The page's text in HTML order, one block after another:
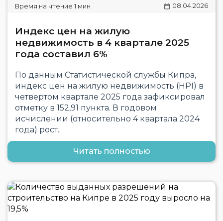
08.04.2026
Индекс цен на жилую
недвижимость в 4 квартале 2025
года составил 6%
По данным Статистической службы Кипра,
индекс цен на жилую недвижимость (HPI) в
четвертом квартале 2025 года зафиксировал
отметку в 152,91 пункта. В годовом
исчислении (относительно 4 квартала 2024
года) рост..
Читать полностью